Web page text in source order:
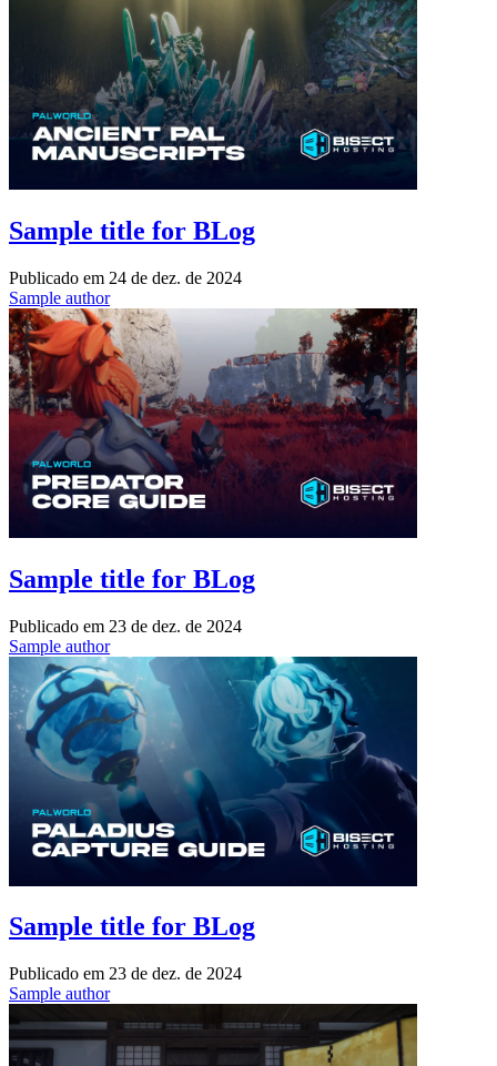
Sample title for BLog
Publicado em 24 de dez. de 2024
Sample author
Sample title for BLog
Publicado em 23 de dez. de 2024
Sample author
Sample title for BLog
Publicado em 23 de dez. de 2024
Sample author